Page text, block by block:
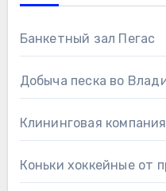
Банкетный зал Пегас
Добыча песка во
Клининговая компания
Коньки хоккейные от